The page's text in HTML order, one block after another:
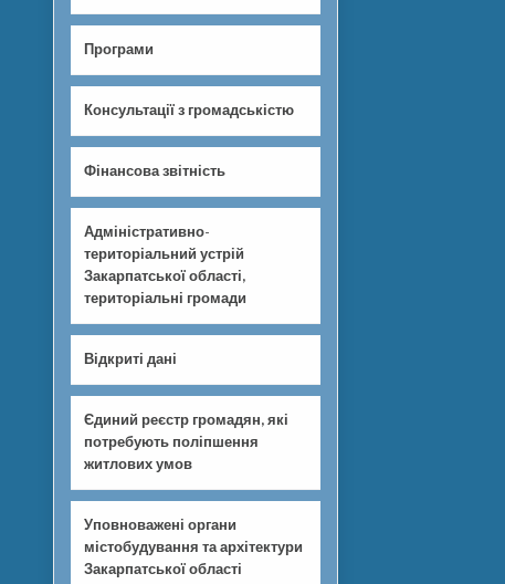
Програми
Консультації з громадськістю
Фінансова звітність
Адміністративно-
територіальний устрій
Закарпатської області,
територіальні громади
Відкриті дані
Єдиний реєстр громадян, які
потребують поліпшення
житлових умов
Уповноважені органи
містобудування та архітектури
Закарпатської області